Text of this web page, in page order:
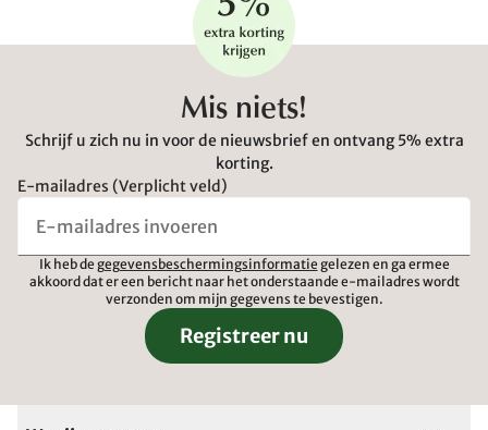
Mis niets!
Schrijf u zich nu in voor de nieuwsbrief en ontvang 5% extra
korting.
E-mailadres (Verplicht veld)
Ik heb de gegevensbeschermingsinformatie gelezen en ga ermee
akkoord dat er een bericht naar het onderstaande e-mailadres wordt
verzonden om mijn gegevens te bevestigen.
Registreer nu